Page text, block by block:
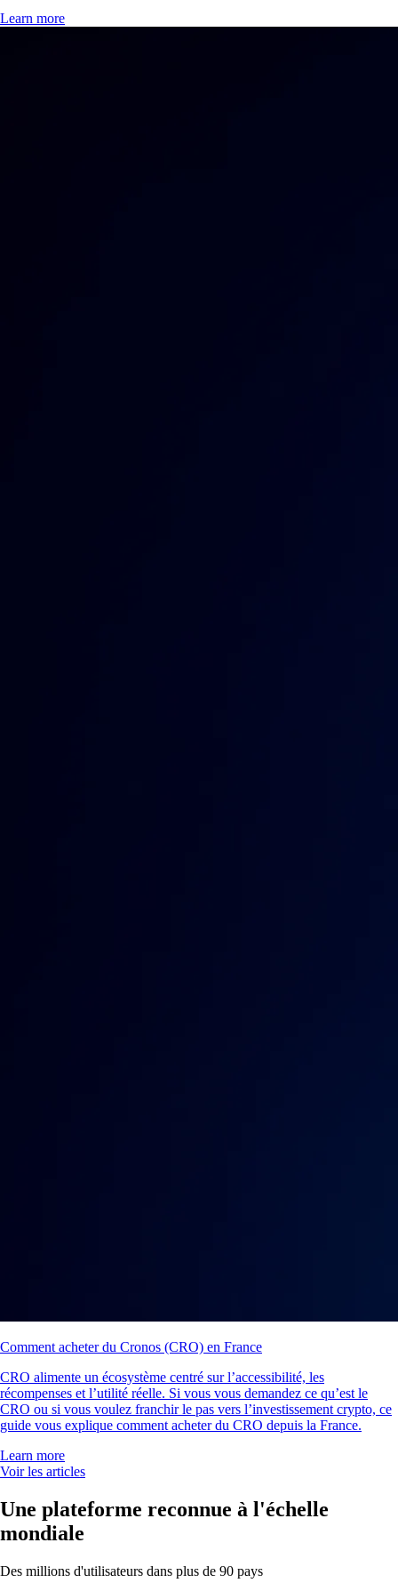
Learn more
Comment acheter du Cronos (CRO) en France
CRO alimente un écosystème centré sur l’accessibilité, les
récompenses et l’utilité réelle. Si vous vous demandez ce qu’est le
CRO ou si vous voulez franchir le pas vers l’investissement crypto, ce
guide vous explique comment acheter du CRO depuis la France.
Learn more
Voir les articles
Une plateforme reconnue à l'échelle
mondiale
Des millions d'utilisateurs dans plus de 90 pays